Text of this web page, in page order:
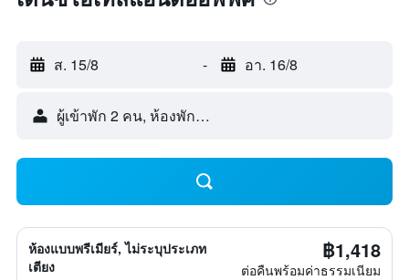
ส. 15/8 - อา. 16/8
ผู้เข้าพัก 2 คน, ห้องพัก 1 ห้อง
ห้องแบบพรีเมียร์, ไม่ระบุประเภท
เตียง
฿1,418
ต่อคืนพร้อมค่าธรรมเนียม